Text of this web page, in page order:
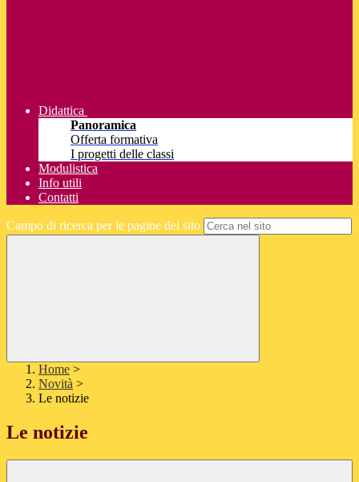
Didattica
Panoramica
Offerta formativa
I progetti delle classi
Modulistica
Info utili
Contatti
Campo di ricerca per le pagine del sito
Home >
Novità >
Le notizie
Le notizie